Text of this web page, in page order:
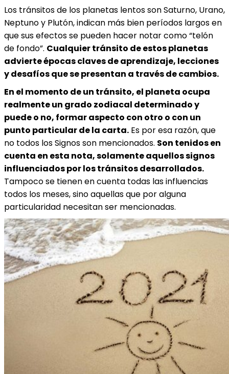
Los tránsitos de los planetas lentos son Saturno, Urano,
Neptuno y Plutón, indican más bien períodos largos en
que sus efectos se pueden hacer notar como “telón
de fondo”. Cualquier tránsito de estos planetas
advierte épocas claves de aprendizaje, lecciones
y desafíos que se presentan a través de cambios.
En el momento de un tránsito, el planeta ocupa
realmente un grado zodiacal determinado y
puede o no, formar aspecto con otro o con un
punto particular de la carta. Es por esa razón, que
no todos los Signos son mencionados. Son tenidos en
cuenta en esta nota, solamente aquellos signos
influenciados por los tránsitos desarrollados.
Tampoco se tienen en cuenta todas las influencias
todos los meses, sino aquellas que por alguna
particularidad necesitan ser mencionadas.